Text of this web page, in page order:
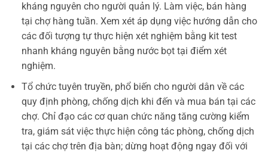
kháng nguyên cho người quản lý. Làm việc, bán hàng
tại chợ hàng tuần. Xem xét áp dụng việc hướng dẫn cho
các đối tượng tự thực hiện xét nghiệm bằng kit test
nhanh kháng nguyên bằng nước bọt tại điểm xét
nghiệm.
Tổ chức tuyên truyền, phổ biến cho người dân về các
quy định phòng, chống dịch khi đến và mua bán tại các
chợ. Chỉ đạo các cơ quan chức năng tăng cường kiểm
tra, giám sát việc thực hiện công tác phòng, chống dịch
tại các chợ trên địa bàn; dừng hoạt động ngay đối với